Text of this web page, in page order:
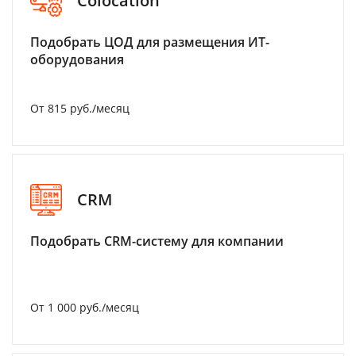
Подобрать ЦОД для размещения ИТ-
оборудования
От 815 руб./месяц
CRM
Подобрать CRM-систему для компании
От 1 000 руб./месяц